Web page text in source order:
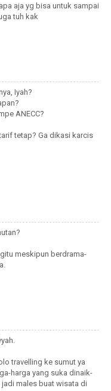
aja yg bisa untuk sampai
tuh kak
Iyah?
ANECC?
tetap? Ga dikasi karcis
meskipun berdrama-
travelling ke sumut ya
harga yang suka dinaik-
males buat wisata di